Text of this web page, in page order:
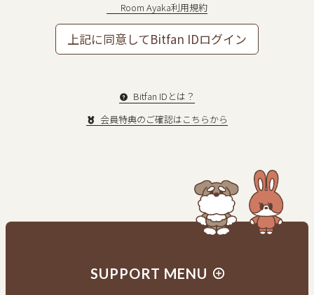
新規入会はこちら
会員の方はログイン
Room Ayaka利用規約
上記に同意してBitfan IDログイン
Bitfan IDとは？
会員特典のご確認はこちらから
SUPPORT MENU